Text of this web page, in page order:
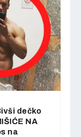
dečko
NA
na